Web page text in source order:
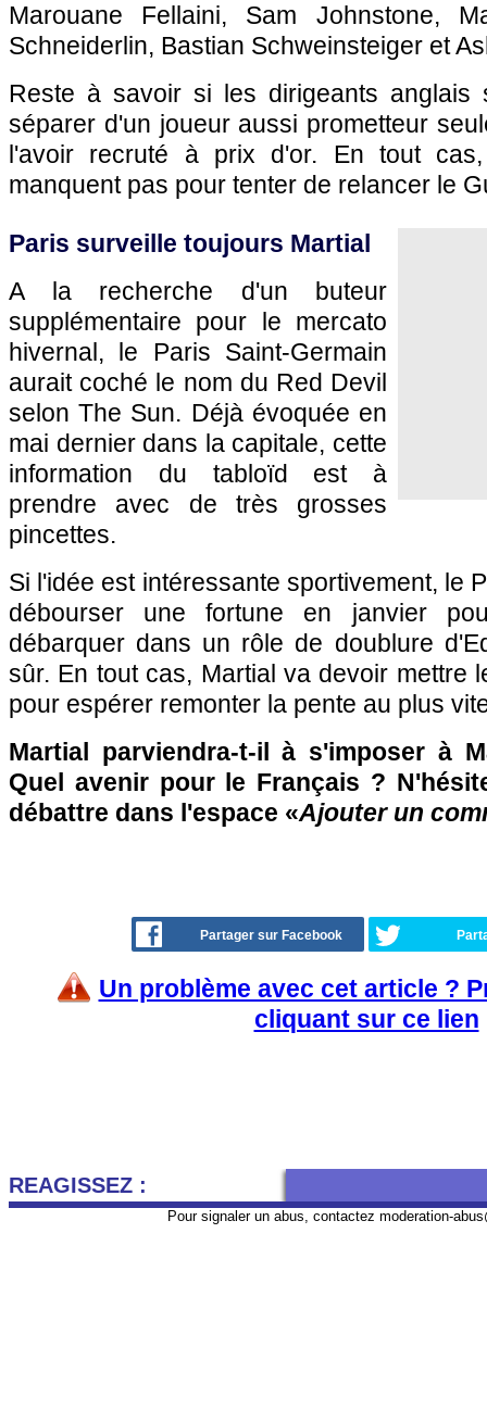
Marouane Fellaini, Sam Johnstone,
Schneiderlin, Bastian Schweinsteiger et
Reste à savoir si les dirigeants
séparer d'un joueur aussi prometteur
l'avoir recruté à prix d'or. En tout
manquent pas pour tenter de relancer le
Paris surveille toujours Martial
A la recherche d'un buteur
supplémentaire pour le mercato
hivernal, le Paris Saint-Germain
aurait coché le nom du Red Devil
selon The Sun. Déjà évoquée en
mai dernier dans la capitale, cette
information du tabloïd est à
prendre avec de très grosses
pincettes.
Si l'idée est intéressante sportivement, le
débourser une fortune en janvier
débarquer dans un rôle de doublure
sûr. En tout cas, Martial va devoir mettre
pour espérer remonter la pente au plus
Martial parviendra-t-il à s'imposer à
Quel avenir pour le Français ?
débattre dans l'espace «Ajouter un
Partager sur Facebook
Un problème avec cet article ?
cliquant sur ce lien
REAGISSEZ :
Pour signaler un abus, contactez moderation-